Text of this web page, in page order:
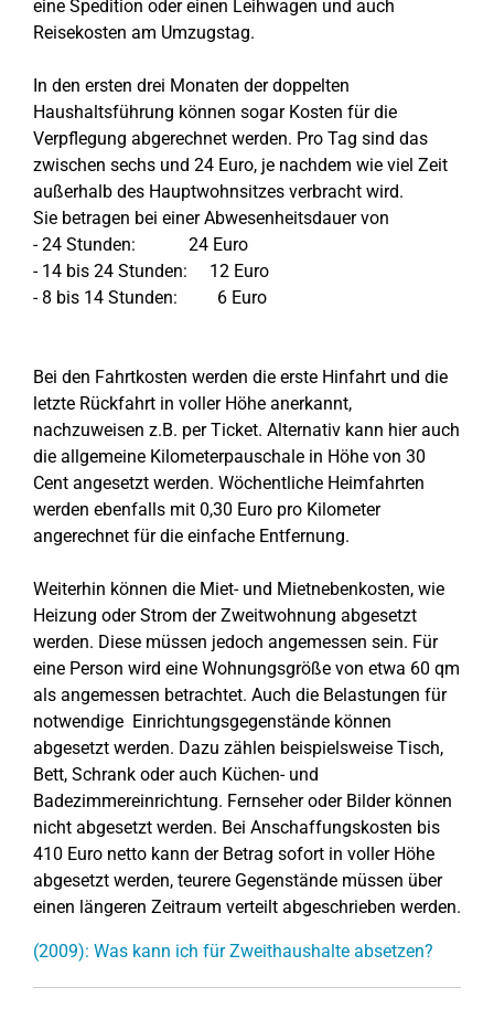
eine Spedition oder einen Leihwagen und auch
Reisekosten am Umzugstag.
In den ersten drei Monaten der doppelten
Haushaltsführung können sogar Kosten für die
Verpflegung abgerechnet werden. Pro Tag sind das
zwischen sechs und 24 Euro, je nachdem wie viel Zeit
außerhalb des Hauptwohnsitzes verbracht wird.
Sie betragen bei einer Abwesenheitsdauer von
- 24 Stunden: 24 Euro
- 14 bis 24 Stunden: 12 Euro
- 8 bis 14 Stunden: 6 Euro
Bei den Fahrtkosten werden die erste Hinfahrt und die
letzte Rückfahrt in voller Höhe anerkannt,
nachzuweisen z.B. per Ticket. Alternativ kann hier auch
die allgemeine Kilometerpauschale in Höhe von 30
Cent angesetzt werden. Wöchentliche Heimfahrten
werden ebenfalls mit 0,30 Euro pro Kilometer
angerechnet für die einfache Entfernung.
Weiterhin können die Miet- und Mietnebenkosten, wie
Heizung oder Strom der Zweitwohnung abgesetzt
werden. Diese müssen jedoch angemessen sein. Für
eine Person wird eine Wohnungsgröße von etwa 60 qm
als angemessen betrachtet. Auch die Belastungen für
notwendige Einrichtungsgegenstände können
abgesetzt werden. Dazu zählen beispielsweise Tisch,
Bett, Schrank oder auch Küchen- und
Badezimmereinrichtung. Fernseher oder Bilder können
nicht abgesetzt werden. Bei Anschaffungskosten bis
410 Euro netto kann der Betrag sofort in voller Höhe
abgesetzt werden, teurere Gegenstände müssen über
einen längeren Zeitraum verteilt abgeschrieben werden.
(2009): Was kann ich für Zweithaushalte absetzen?